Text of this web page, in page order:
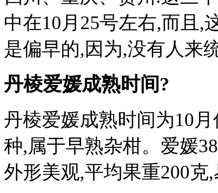
中在10月25号左右,而且,
是偏早的,因为,没有人来
丹棱爱媛成熟时间?
丹棱爱媛成熟时间为10
种,属于早熟杂柑。爱媛
外形美观,平均果重200克